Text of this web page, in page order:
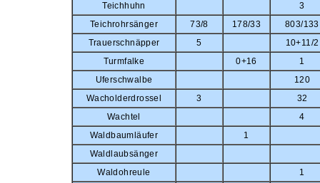
Teichhuhn
3
Teichrohrsänger
73/8 178/33
803/133
Trauerschnäpper
5
10+11/2
Turmfalke
0+16
1
Uferschwalbe
120
Wacholderdrossel
3
32
Wachtel
4
Waldbaumläufer
1
Waldlaubsänger
Waldohreule
1